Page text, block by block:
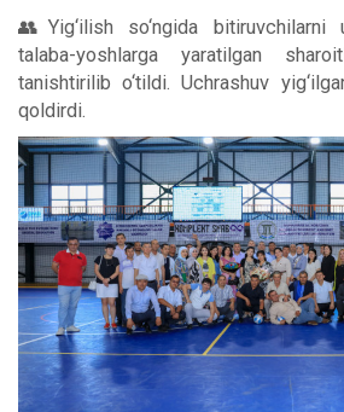
👥Yig‘ilish so‘ngida bitiruvchilarni
talaba-yoshlarga yaratilgan
tanishtirilib o‘tildi. Uchrashuv
qoldirdi.